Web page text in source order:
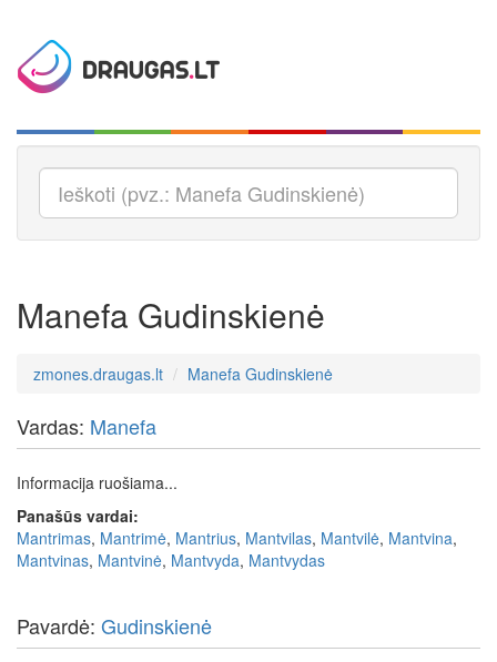
Manefa Gudinskienė
zmones.draugas.lt Manefa Gudinskienė
Vardas: Manefa
Informacija ruošiama...
Panašūs vardai:
Mantrimas, Mantrimė, Mantrius, Mantvilas, Mantvilė, Mantvina,
Mantvinas, Mantvinė, Mantvyda, Mantvydas
Pavardė: Gudinskienė